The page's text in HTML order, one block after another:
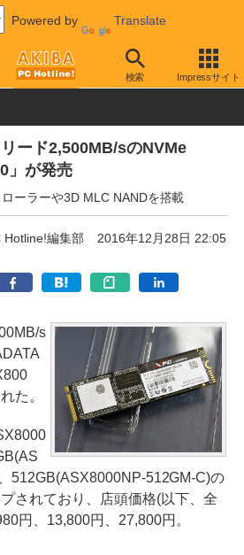
Powered by Translate
検索 Impressサイト
ツ SSD
ード2,500MB/sのNVMe
」が発売
ーラーや3D MLC NANDを搭載
Hotline!編集部 2016年12月28日 22:05
s
た。
512GB(ASX8000NP-512GM-C)の
されており、店頭価格(以下、全
円、13,800円、27,800円。